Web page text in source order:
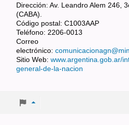
Dirección: Av. Leandro Alem 246,
(CABA).
Código postal: C1003AAP
Teléfono: 2206-0013
Correo
electrónico:
Sitio Web: www.argentina.gob.ar/
general-de-la-nacion